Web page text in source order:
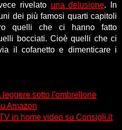
rivelato una delusione. In
dei più famosi quarti capitoli
quelli che ci hanno fatto
bocciati. Cioè quelli che ci
il cofanetto e dimenticare i
sotto l'ombrellone
Amazon
in home video su Consigli.it